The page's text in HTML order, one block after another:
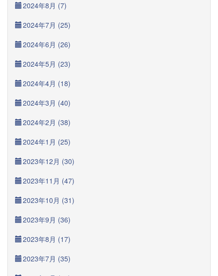
2024年8月 (7)
2024年7月 (25)
2024年6月 (26)
2024年5月 (23)
2024年4月 (18)
2024年3月 (40)
2024年2月 (38)
2024年1月 (25)
2023年12月 (30)
2023年11月 (47)
2023年10月 (31)
2023年9月 (36)
2023年8月 (17)
2023年7月 (35)